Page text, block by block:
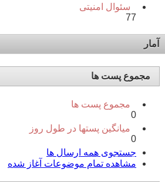
سئوال امنیتی
77
آمار
مجموع پست ها
مجموع پست ها
0
میانگین پستها در طول روز
0
جستجوی همه ارسال ها
مشاهده تمام موضوعات آغاز شده